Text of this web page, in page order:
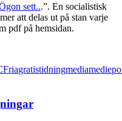
sett...”. En socialistisk
att delas ut på stan varje
pdf på hemsidan.
Friagratistidningmedia